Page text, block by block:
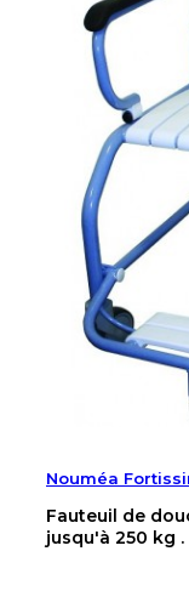
Nouméa
Fauteuil de
jusqu'à 250 kg .